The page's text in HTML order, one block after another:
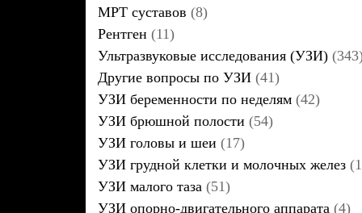
МРТ суставов (8)
Рентген (11)
Ультразвуковые исследования (УЗИ)
Другие вопросы по УЗИ (41)
УЗИ беременности по неделям (42)
УЗИ брюшной полости (54)
УЗИ головы и шеи (17)
УЗИ грудной клетки и молочных желез
УЗИ малого таза (51)
УЗИ опорно-двигательного аппарата (4)